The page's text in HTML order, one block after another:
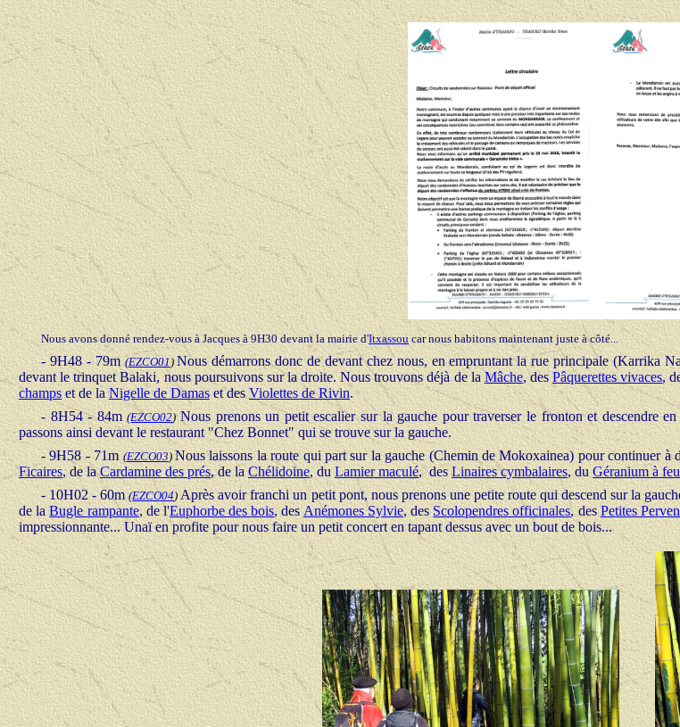
Nous avons donné rendez-vous à Jacques à 9H30 devant la mairie d'Itxassou car nous habitons maintenant juste à côté...
- 9H48 - 79m(EZCO01 )Nous démarrons donc de devant chez nous, en empruntant la rue principale (Karrika
devant le trinquet Balaki, nous poursuivons sur la droite. Nous trouvons déjà de laMâche, desPâquerettes vivaces,
champs et de laNigelle de Damaset des Violettes de Rivin.
- 8H54 - 84m(EZCO02) Nous prenons un petit escalier sur la gauche pour traverser le fronton et descendre
passons ainsi devant le restaurant "Chez Bonnet" qui se trouve sur la gauche.
- 9H58 - 71m (EZCO03)Nous laissons la route qui part sur la gauche (Chemin de Mokoxainea) pour continuer à
Ficaires, de laCardamine des prés, de laChélidoine, du Lamier maculé, desLinaires cymbalaires, duGéranium à
- 10H02 - 60m(EZCO04)Après avoir franchi un petit pont, nous prenons une petite route qui descend sur la
de laBugle rampante, de l'Euphorbe des bois, desAnémones Sylvie, des Scolopendres officinales, desPetites
impressionnante... Unaï en profite pour nous faire un petit concert en tapant dessus avec un bout de bois...